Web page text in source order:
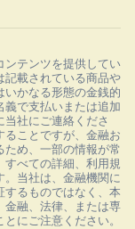
ンテンツを提供してい
記載されている商品や
いかなる形態の金銭的
義で支払いまたは追加
社にご連絡くださ
ることですが、金融お
ため、一部の情報が常
すべての詳細、利用規
。当社は、金融機関に
するものではなく、本
金融、法律、または専
にご注意ください。